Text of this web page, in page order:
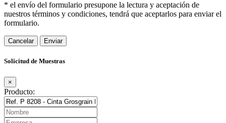
* el envío del formulario presupone la lectura y aceptación de
nuestros términos y condiciones, tendrá que aceptarlos para enviar el
formulario.
Cancelar
Solicitud de Muestras
×
Producto: